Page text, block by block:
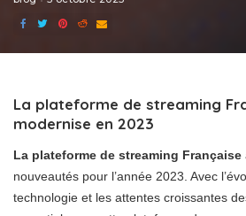
La plateforme de streaming
modernise en 2023
La plateforme de streaming Française
nouveautés pour l’année 2023. Avec
technologie et les attentes croissantes